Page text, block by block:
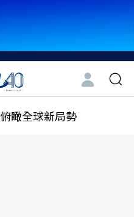
俯瞰全球新局勢